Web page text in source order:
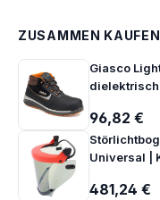
ZUSAMMEN
Giasco
96,82 €
Universal |
481,24 €